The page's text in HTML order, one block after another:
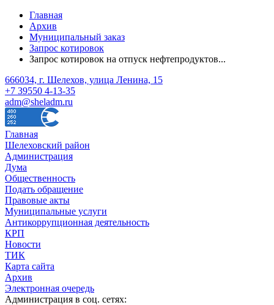
Главная
Архив
Муниципальный заказ
Запрос котировок
Запрос котировок на отпуск нефтепродуктов...
666034, г. Шелехов, улица Ленина, 15
+7 39550 4-13-35
adm@sheladm.ru
Главная
Шелеховский район
Администрация
Дума
Общественность
Подать обращение
Правовые акты
Муниципальные услуги
Антикоррупционная деятельность
КРП
Новости
ТИК
Карта сайта
Архив
Электронная очередь
Администрация в соц. сетях: